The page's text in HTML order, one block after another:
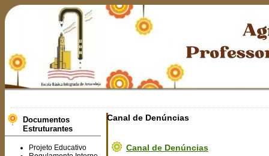
Documentos
Estruturantes
Projeto Educativo
Canal de Denúncias
Canal de Denúncias